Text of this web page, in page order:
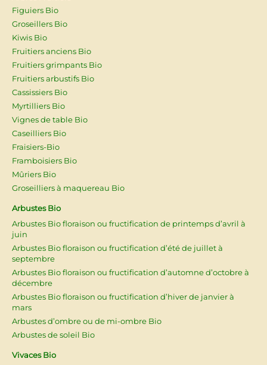
Figuiers Bio
Groseillers Bio
Kiwis Bio
Fruitiers anciens Bio
Fruitiers grimpants Bio
Fruitiers arbustifs Bio
Cassissiers Bio
Myrtilliers Bio
Vignes de table Bio
Caseilliers Bio
Fraisiers-Bio
Framboisiers Bio
Mûriers Bio
Groseilliers à maquereau Bio
Arbustes Bio
Arbustes Bio floraison ou fructification de printemps d’avril à
juin
Arbustes Bio floraison ou fructification d’été de juillet à
septembre
Arbustes Bio floraison ou fructification d’automne d’octobre à
décembre
Arbustes Bio floraison ou fructification d’hiver de janvier à
mars
Arbustes d’ombre ou de mi-ombre Bio
Arbustes de soleil Bio
Vivaces Bio